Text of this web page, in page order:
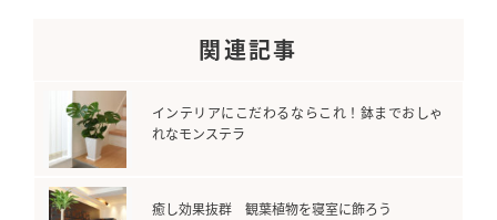
b
o
o
k
r
st
k
関連記事
インテリアにこだわるならこれ！鉢までおしゃ
れなモンステラ
癒し効果抜群 観葉植物を寝室に飾ろう